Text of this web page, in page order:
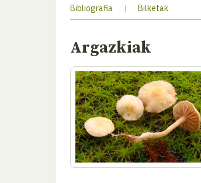
Bibliografia | Bilketak
Argazkiak